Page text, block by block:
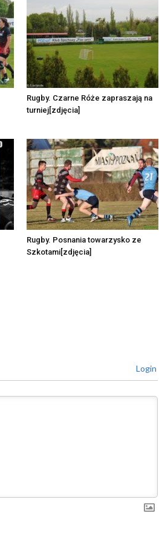
Rugby. Czarne Róże zapraszają na
turniej[zdjęcia]
Rugby. Posnania towarzysko ze
Szkotami[zdjęcia]
Login